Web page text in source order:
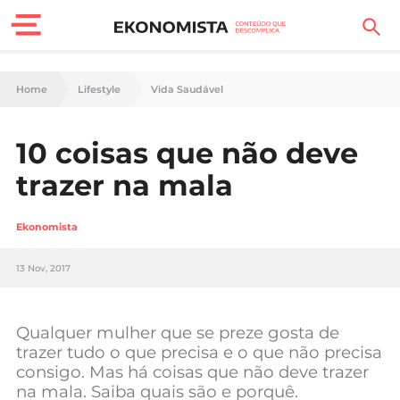
Finanças Pessoais
Carreira
Tecnologia
Negócios
Home Lifestyle Vida Saudável
10 coisas que não deve
trazer na mala
Ekonomista
13 Nov, 2017
Qualquer mulher que se preze gosta de
trazer tudo o que precisa e o que não precisa
consigo. Mas há coisas que não deve trazer
na mala. Saiba quais são e porquê.